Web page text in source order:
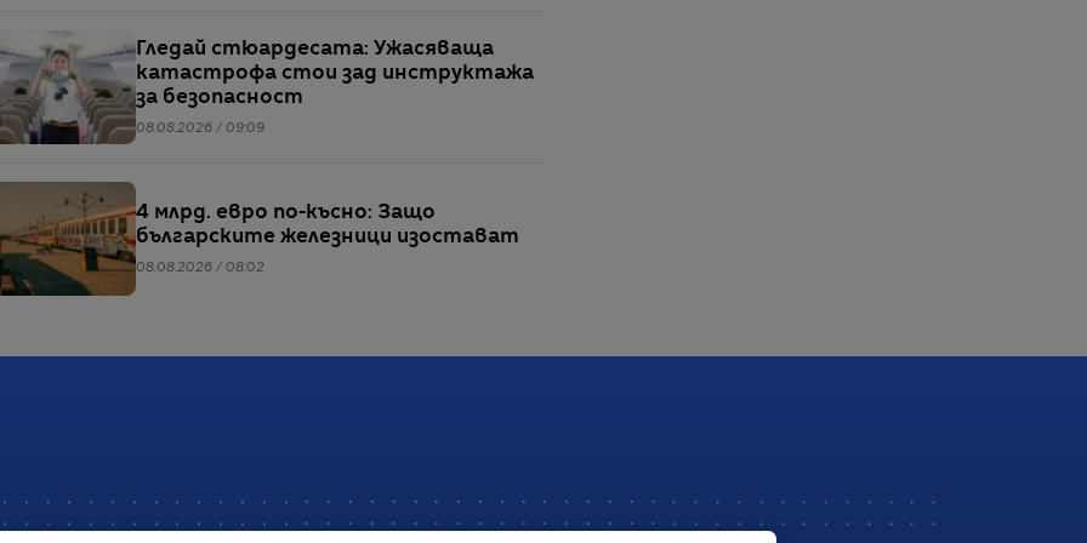
Гледай стюардесата: Ужасяваща
катастрофа стои зад инструктажа
за безопасност
08.08.2026 / 09:09
4 млрд. евро по-късно: Защо
българските железници изостават
08.08.2026 / 08:02